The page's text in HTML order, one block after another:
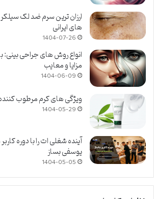
ارزان ترین سرم ضد لک
های ایرانی
1404-07-26
انواع روش های جراحی بینی:
مزایا و معایب
1404-06-09
ویژگی های کرم مرطوب
1404-05-29
آینده شغلی ات را با دوره
یوسفی بساز
1404-05-05